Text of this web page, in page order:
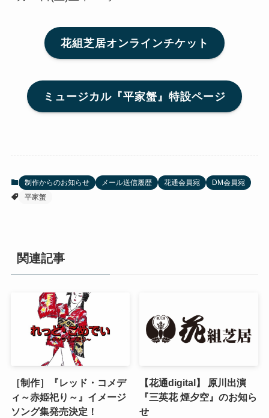
花組芝居オンラインチケット
ミュージカル『平家蟹』特設ページ
制作からのお知らせ メール送信履歴 花通会員宛
DM会員宛
平家蟹
関連記事
［制作］『レッド・コメデ
ィ～赤姫祀り～』イメージ
ソング集発売決定！
【花通digital】 原川出演
『三英花 煙夕空』のお知ら
せ